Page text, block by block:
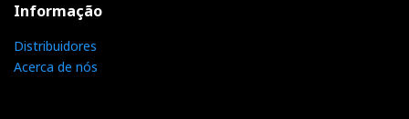
Informação
Distribuidores
Acerca de nós